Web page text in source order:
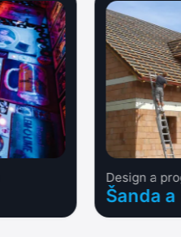
Design a
Šanda